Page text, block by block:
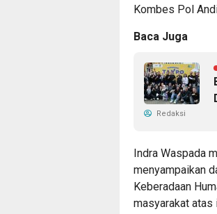
Kombes Pol
Baca Juga
Redaksi
Indra Waspada
menyampaikan
Keberadaan
masyarakat atas